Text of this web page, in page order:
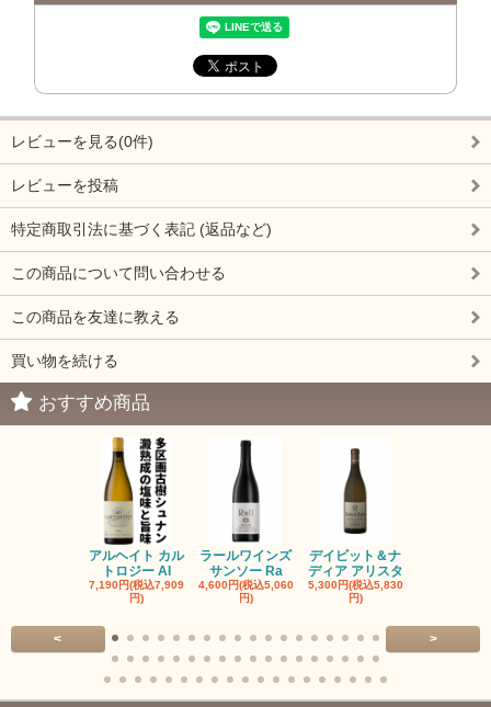
レビューを見る(0件)
レビューを投稿
特定商取引法に基づく表記 (返品など)
この商品について問い合わせる
この商品を友達に教える
買い物を続ける
おすすめ商品
アルヘイト カル
トロジー Al
7,190円(税込7,909
円)
ラールワインズ
サンソー Ra
4,600円(税込5,060
円)
デイビット＆ナ
ディア アリスタ
5,300円(税込5,830
円)
< >